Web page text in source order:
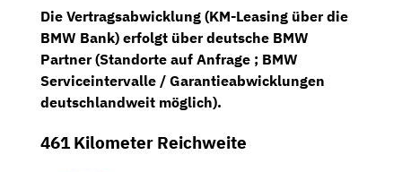
Die Vertragsabwicklung (KM-Leasing über die
BMW Bank) erfolgt über deutsche BMW
Partner (Standorte auf Anfrage ; BMW
Serviceintervalle / Garantieabwicklungen
deutschlandweit möglich).
461 Kilometer Reichweite